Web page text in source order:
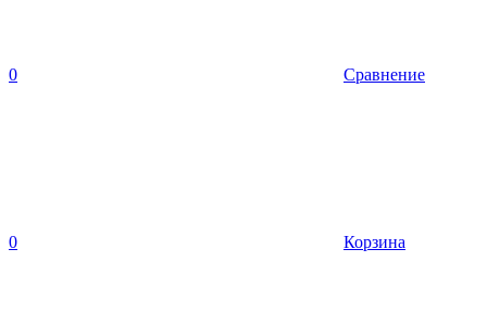
0 Сравнение
0 Корзина